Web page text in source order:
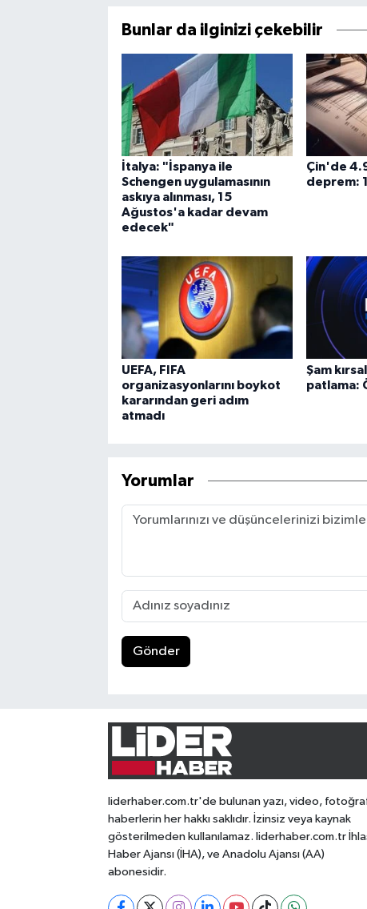
Bunlar da ilginizi çekebilir
İtalya: "İspanya ile
Schengen uygulamasının
askıya alınması, 15
Ağustos'a kadar devam
edecek"
Çin'de
deprem:
UEFA, FIFA
organizasyonlarını boykot
kararından geri adım
atmadı
Şam
patlama:
Yorumlar
Gönder
liderhaber.com.tr'de bulunan yazı, video,
haberlerin her hakkı saklıdır. İzinsiz veya kaynak
gösterilmeden kullanılamaz. liderhaber.com.tr
Haber Ajansı (İHA), ve Anadolu Ajansı (AA)
abonesidir.